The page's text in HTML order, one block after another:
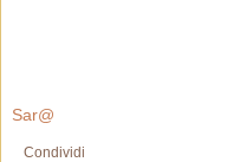
Sar@
Condividi